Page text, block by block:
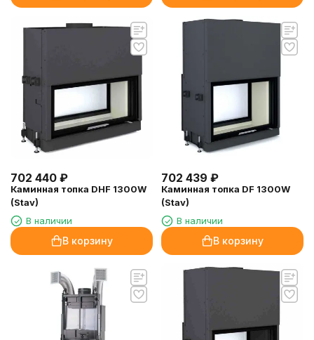
702 440 ₽
Каминная топка DHF 1300W
(Stav)
В наличии
В корзину
702 439 ₽
Каминная топка DF 1300W
(Stav)
В наличии
В корзину